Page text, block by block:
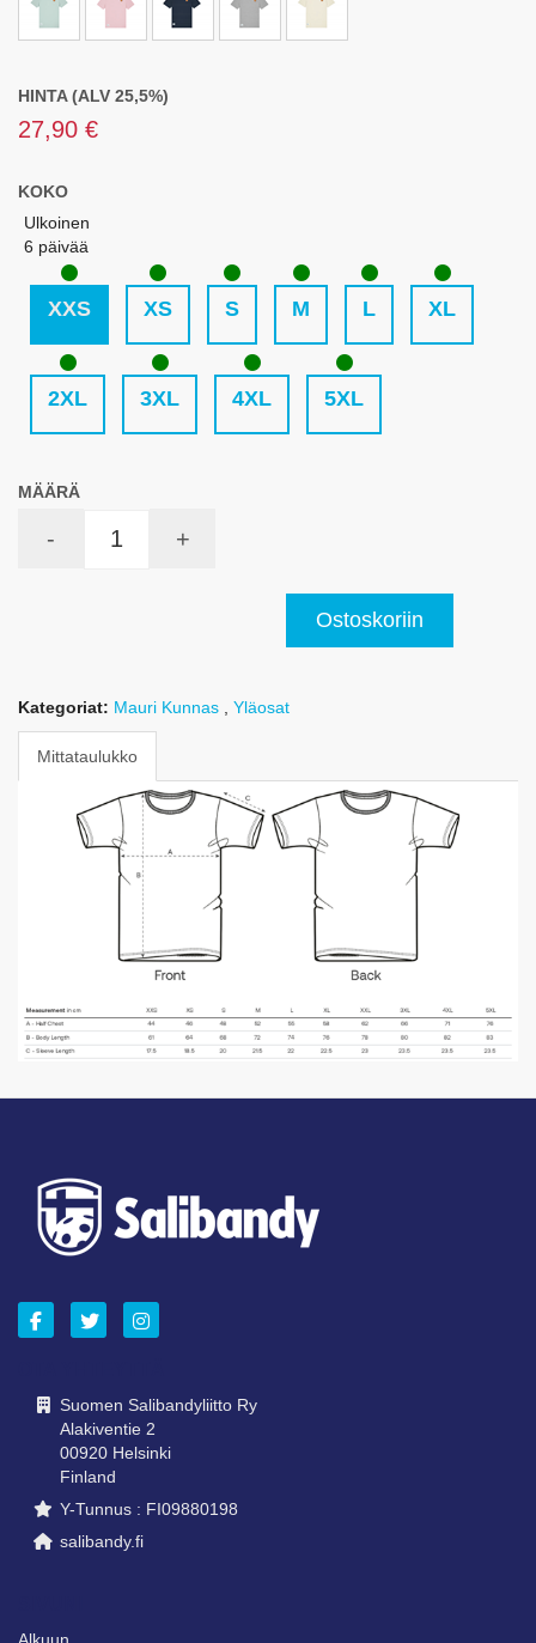
HINTA (ALV 25,5%)
27,90 €
KOKO
Ulkoinen
6 päivää
XXS XS S M L XL
2XL 3XL 4XL 5XL
MÄÄRÄ
- +
Ostoskoriin
Kategoriat: Mauri Kunnas Yläosat
Mittataulukko
Suomen Salibandyliitto Ry
Alakiventie 2
00920 Helsinki
Finland
Y-Tunnus : FI09880198
salibandy.fi
Alkuun